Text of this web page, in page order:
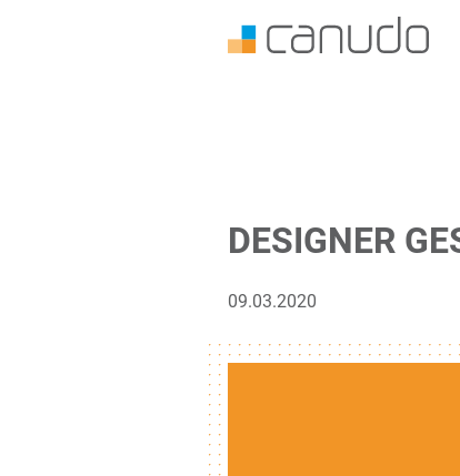
DESIGNER
09.03.2020